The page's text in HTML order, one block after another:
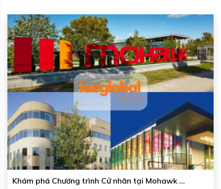
Khám phá Chương trình Cử nhân tại Mohawk ...